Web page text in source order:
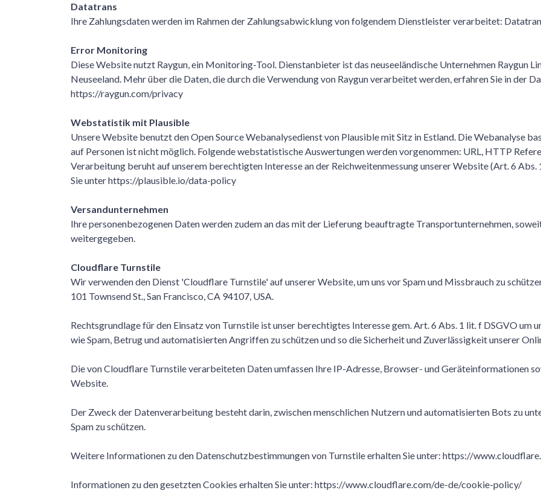
Datatrans
Ihre Zahlungsdaten werden im Rahmen der Zahlungsabwicklung von folgendem Dienstleister verarbeitet:
Error Monitoring
Diese Website nutzt Raygun, ein Monitoring-Tool. Dienstanbieter ist das neuseeländische Unternehmen Raygun
Neuseeland. Mehr über die Daten, die durch die Verwendung von Raygun verarbeitet werden, erfahren Sie in der
https://raygun.com/privacy
Webstatistik mit Plausible
Unsere Website benutzt den Open Source Webanalysedienst von Plausible mit Sitz in Estland. Die Webanalyse
auf Personen ist nicht möglich. Folgende webstatistische Auswertungen werden vorgenommen: URL, HTTP
Verarbeitung beruht auf unserem berechtigten Interesse an der Reichweitenmessung unserer Website (Art. 6
Sie unterhttps://plausible.io/data-policy
Versandunternehmen
Ihre personenbezogenen Daten werden zudem an das mit der Lieferung beauftragte Transportunternehmen,
weitergegeben.
Cloudflare Turnstile
Wir verwenden den Dienst 'Cloudflare Turnstile' auf unserer Website, um uns vor Spam und Missbrauch zu
101 Townsend St., San Francisco, CA 94107, USA.
Rechtsgrundlage für den Einsatz von Turnstile ist unser berechtigtes Interesse gem. Art. 6 Abs. 1 lit. f DSGVO
wie Spam, Betrug und automatisierten Angriffen zu schützen und so die Sicherheit und Zuverlässigkeit unserer
Die von Cloudflare Turnstile verarbeiteten Daten umfassen Ihre IP-Adresse, Browser- und Geräteinformationen
Website.
Der Zweck der Datenverarbeitung besteht darin, zwischen menschlichen Nutzern und automatisierten Bots zu
Spam zu schützen.
Weitere Informationen zu den Datenschutzbestimmungen von Turnstile erhalten Sie unter: https://
Informationen zu den gesetzten Cookies erhalten Sie unter: https://www.cloudflare.com/de-de/cookie-policy/